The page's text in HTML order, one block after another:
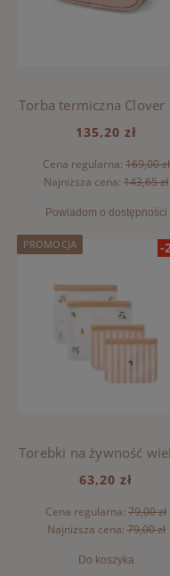
135,20 zł
Cena regularna:169,00 zł
Najniższa cena: 143,65 zł
Powiadom o dostępności
-
63,20 zł
Cena regularna: 79,00 zł
Najniższa cena:79,00 zł
Do koszyka
PROMOCJA